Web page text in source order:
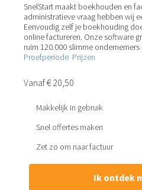
SnelStart maakt boekhouden en
administratieve vraag hebben wij
Eenvoudig zelf je boekhouding
online factureren. Onze software
ruim 120.000 slimme ondernemers
Proefperiode Prijzen
Vanaf € 20,50
Makkelijk in gebruik
Snel offertes maken
Zet zo om naar factuur
Ik ontdek